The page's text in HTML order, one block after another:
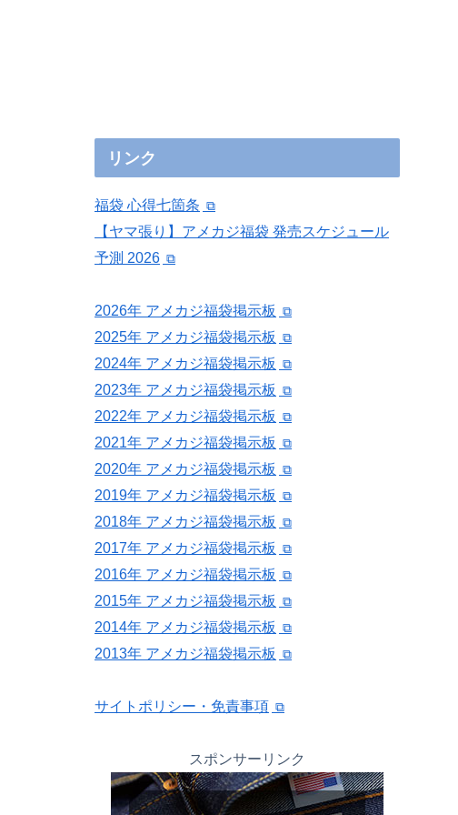
リンク
福袋 心得七箇条
【ヤマ張り】アメカジ福袋 発売スケジュール
予測 2026
2026年 アメカジ福袋掲示板
2025年 アメカジ福袋掲示板
2024年 アメカジ福袋掲示板
2023年 アメカジ福袋掲示板
2022年 アメカジ福袋掲示板
2021年 アメカジ福袋掲示板
2020年 アメカジ福袋掲示板
2019年 アメカジ福袋掲示板
2018年 アメカジ福袋掲示板
2017年 アメカジ福袋掲示板
2016年 アメカジ福袋掲示板
2015年 アメカジ福袋掲示板
2014年 アメカジ福袋掲示板
2013年 アメカジ福袋掲示板
サイトポリシー・免責事項
スポンサーリンク